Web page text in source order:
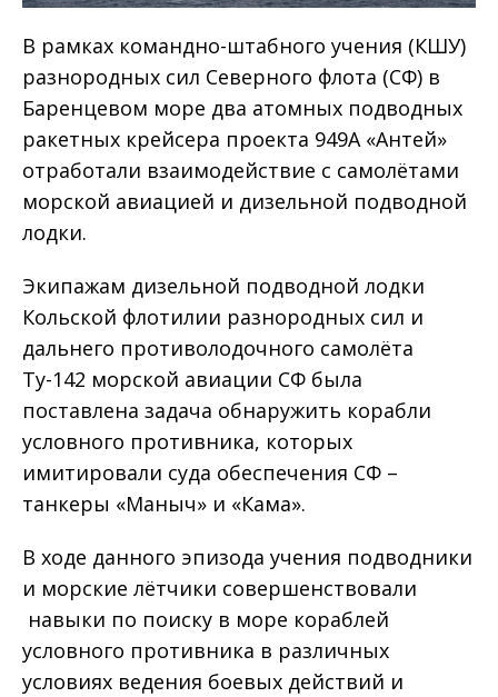
В рамках командно-штабного учения (КШУ)
разнородных сил Северного флота (СФ) в
Баренцевом море два атомных подводных
ракетных крейсера проекта 949А «Антей»
отработали взаимодействие с самолётами
морской авиацией и дизельной подводной
лодки.
Экипажам дизельной подводной лодки
Кольской флотилии разнородных сил и
дальнего противолодочного самолёта
Ту-142 морской авиации СФ была
поставлена задача обнаружить корабли
условного противника, которых
имитировали суда обеспечения СФ –
танкеры «Маныч» и «Кама».
В ходе данного эпизода учения подводники
и морские лётчики совершенствовали
навыки по поиску в море кораблей
условного противника в различных
условиях ведения боевых действий и